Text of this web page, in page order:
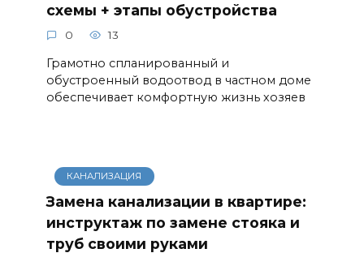
схемы + этапы обустройства
0 13
Грамотно спланированный и
обустроенный водоотвод в частном доме
обеспечивает комфортную жизнь хозяев
КАНАЛИЗАЦИЯ
Замена канализации в квартире:
инструктаж по замене стояка и
труб своими руками